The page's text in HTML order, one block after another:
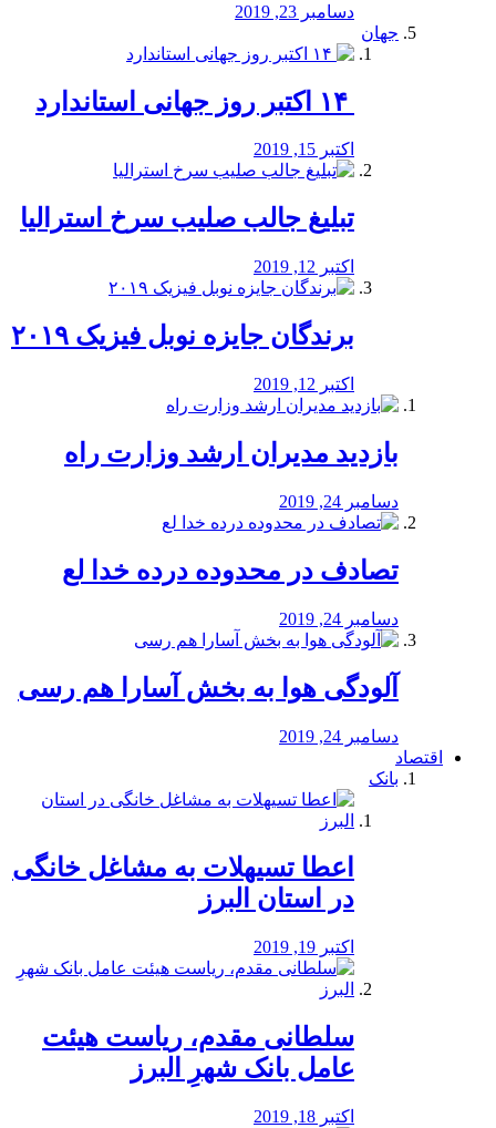
دسامبر 23, 2019
جهان
اکتبر 15, 2019
تبلیغ جالب صلیب سرخ استرالیا
اکتبر 12, 2019
برندگان جایزه نوبل فیزیک ۲۰۱۹
اکتبر 12, 2019
بازدید مدیران ارشد وزارت راه
دسامبر 24, 2019
تصادف در محدوده درده خدا لع
دسامبر 24, 2019
آلودگی هوا به بخش آسارا هم رسی
دسامبر 24, 2019
اقتصاد
بانک
️اعطا تسیهلات به مشاغل خانگی
در استان البرز
اکتبر 19, 2019
سلطانی مقدم، ریاست هیئت
عامل بانک شهرِ البرز
اکتبر 18, 2019